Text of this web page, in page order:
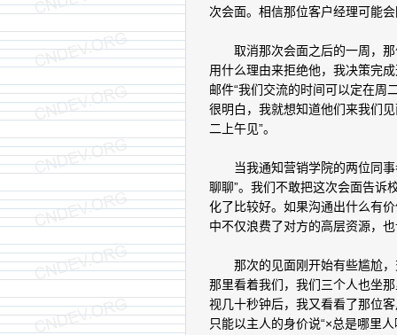
次会面。相信那位客户经理可能
取消那次会面之后的一周，那
用什么理由来拒绝他，我决策完
邮件“我们交流的时间可以定在周
很明白，我就想知道他们来我们
二上午见”。
当我通知营销学院的两位同事
聊聊”。我们不敢把这次会面告诉
化了比较好。如果沟通出什么有
中不仅浪费了对方的高层资源，
那次的见面刚开始有些尴尬，
那里看着我们，我们三个人也坐
视几十秒钟后，我又看看了那位
只能以主人的身价说“×总是哪里